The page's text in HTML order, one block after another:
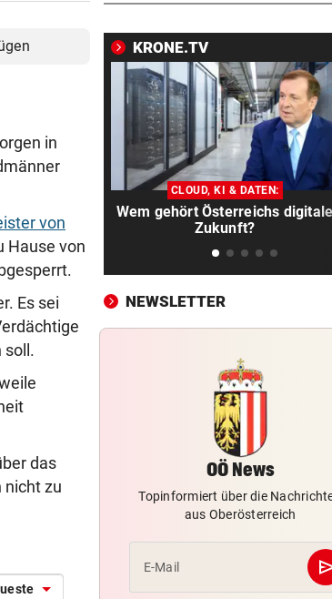
in
von
Hause von
Es sei
soll.
das
nicht zu
geht vor Gericht
500 STELLEN BETROFFEN vor 8
Linzer Tech-Firma hat
fast abgeschlossen
ASIA-PLÄNE STOCKEN vor
Doch noch überraschende
um Kult-Wirtshaus?
SCHWERE VERLETZUNGEN vor
Abstieg 50 Meter ab
KEINE TICKETS NÖTIG
Feiern Sie den Sommer am
„Krone“-Fest 2026!
FOLGEN DER HITZE vor 11
Rehe verendeten bei
Kanal zu trinken
vor
KRONE.TV
CLOUD, KI & DATEN:
Wem gehört Österreichs digitale
Zukunft?
NEWSLETTER
OÖ News
Topinformiert über die
aus Oberösterreich
E-Mail